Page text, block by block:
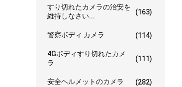
すり切れたカメラの治安を
維持しなさい...
(163)
警察ボディ カメラ (114)
4Gボディすり切れたカメ
ラ
(111)
安全ヘルメットのカメラ (282)